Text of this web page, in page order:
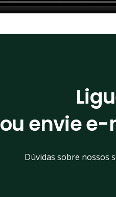
ou envie
Dúvidas sobre nossos